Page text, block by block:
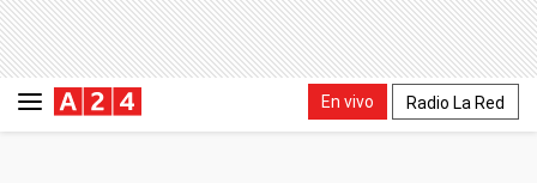
En vivo Radio La Red